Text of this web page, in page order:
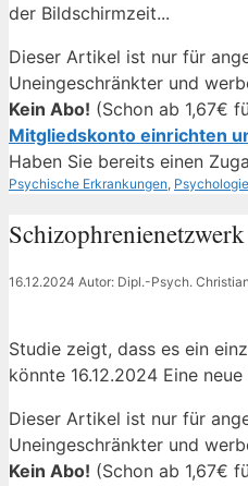
der Bildschirmzeit...
Dieser Artikel ist nur für
Uneingeschränkter und
Kein Abo! (Schon ab 1,67€
Mitgliedskonto einrichten
Haben Sie bereits einen
Kategorien
Psychische Erkrankungen,
16.12.2024 Autor: Dipl.-Psych.
Studie zeigt, dass es ein
könnte 16.12.2024 Eine
Dieser Artikel ist nur für
Uneingeschränkter und
Kein Abo! (Schon ab 1,67€